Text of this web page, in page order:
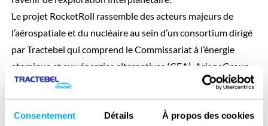
Consentement Détails À propos des cookies
Le projet RocketRoll rassemble des acteurs majeurs de
l’aérospatiale et du nucléaire au sein d’un consortium dirigé
par Tractebel qui comprend le Commissariat à l’énergie
atomique et aux énergies alternatives (CEA), ArianeGroup,
Airbus et Frazer Nash. Le projet, qui a débuté il y a plus d’un
an et s’est achevé ce mois-ci, vise à proposer un concept de
PNE qui sera positionné en tant que démonstrateur